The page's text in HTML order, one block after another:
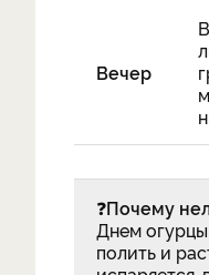
Вечер
❓Почему
Днем огурцы
полить и